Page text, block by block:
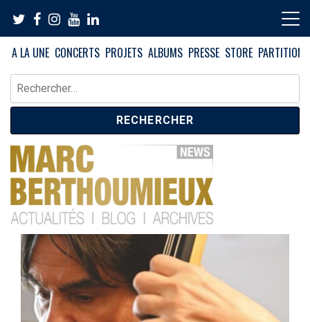
content
A LA UNE CONCERTS PROJETS ALBUMS PRESSE STORE PARTITIONS
Rechercher :
Blog Marc Berthoumieux
News – Blog – Archives